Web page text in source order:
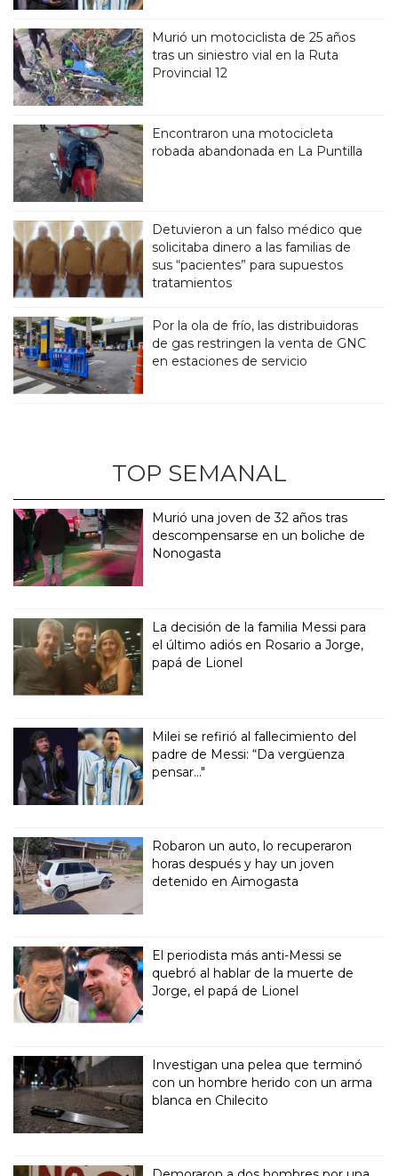
Murió un motociclista de 25 años
tras un siniestro vial en la Ruta
Provincial 12
Encontraron una motocicleta
robada abandonada en La Puntilla
Detuvieron a un falso médico que
solicitaba dinero a las familias de
sus “pacientes” para supuestos
tratamientos
Por la ola de frío, las distribuidoras
de gas restringen la venta de GNC
en estaciones de servicio
TOP SEMANAL
Murió una joven de 32 años tras
descompensarse en un boliche de
Nonogasta
La decisión de la familia Messi para
el último adiós en Rosario a Jorge,
papá de Lionel
Milei se refirió al fallecimiento del
padre de Messi: “Da vergüenza
pensar..."
Robaron un auto, lo recuperaron
horas después y hay un joven
detenido en Aimogasta
El periodista más anti-Messi se
quebró al hablar de la muerte de
Jorge, el papá de Lionel
Investigan una pelea que terminó
con un hombre herido con un arma
blanca en Chilecito